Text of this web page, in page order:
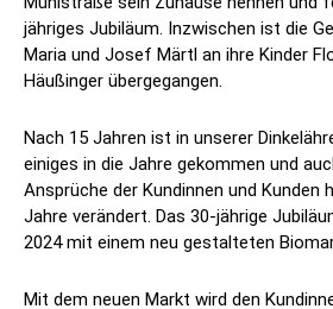
jähriges Jubiläum. Inzwischen ist die
Maria und Josef Märtl an ihre Kinder
Häußinger übergegangen.
Nach 15 Jahren ist in unserer
einiges in die Jahre gekommen und
Ansprüche der Kundinnen und Kunden
Jahre verändert. Das 30-jährige
2024 mit einem neu gestalteten
Mit dem neuen Markt wird den